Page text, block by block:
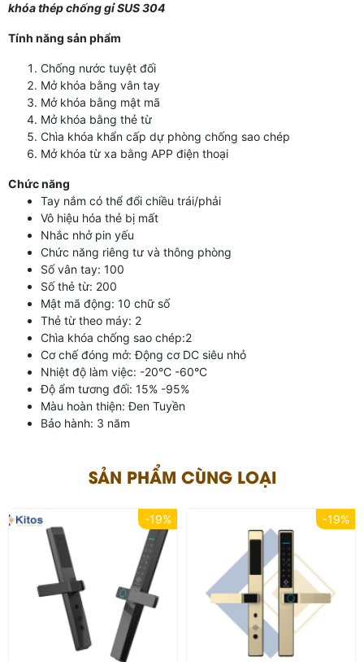
khóa thép chống gỉ SUS 304
Tính năng sản phẩm
Chống nước tuyệt đối
Mở khóa bằng vân tay
Mở khóa bằng mật mã
Mở khóa bằng thẻ từ
Chìa khóa khẩn cấp dự phòng chống sao chép
Mở khóa từ xa bằng APP điện thoại
Chức năng
Tay nắm có thể đổi chiều trái/phải
Vô hiệu hóa thẻ bị mất
Nhắc nhở pin yếu
Chức năng riêng tư và thông phòng
Số vân tay: 100
Số thẻ từ: 200
Mật mã động: 10 chữ số
Thẻ từ theo máy: 2
Chìa khóa chống sao chép:2
Cơ chế đóng mở: Động cơ DC siêu nhỏ
Nhiệt độ làm việc: -20°C -60°C
Độ ẩm tương đối: 15% -95%
Màu hoàn thiện: Đen Tuyền
Bảo hành: 3 năm
SẢN PHẨM CÙNG LOẠI
-19% -19%